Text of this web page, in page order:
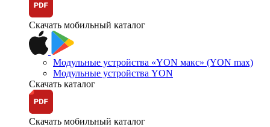
Скачать мобильный каталог
Модульные устройства «YON макс» (YON max)
Модульные устройства YON
Скачать каталог
Скачать мобильный каталог